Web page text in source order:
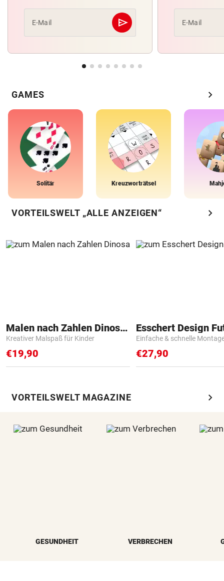
E-Mail send
Abschicken E-Mail
GAMES chevron_right
Solitär Kreuzworträtsel
VORTEILSWELT „ALLE ANZEIGEN“ chevron_right
Malen nach Zahlen Dinosaurier
Kreativer Malspaß für Kinder
€19,90
Einfache & schnelle
€27,90
VORTEILSWELT MAGAZINE chevron_right
GESUNDHEIT VERBRECHEN